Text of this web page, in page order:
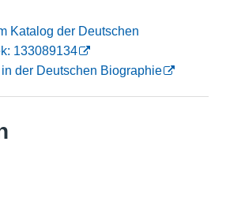
Katalog der Deutschen
133089134
der Deutschen Biographie